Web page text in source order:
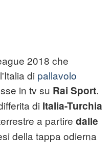
2018 che
di pallavolo
in tv su Rai Sport.
di Italia-Turchia
a partire dalle
della tappa odierna